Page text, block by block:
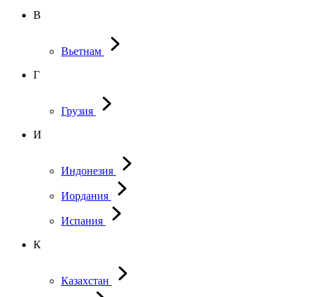
В
Вьетнам
Г
Грузия
И
Индонезия
Иордания
Испания
К
Казахстан